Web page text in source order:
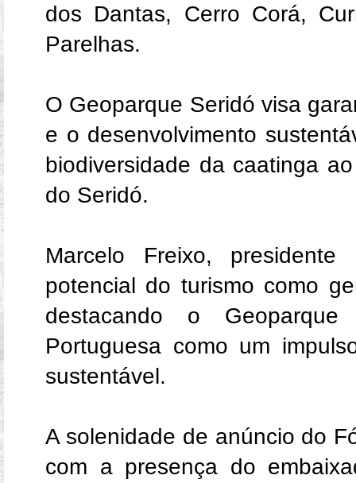
dos Dantas, Cerro Corá,
Parelhas.
O Geoparque Seridó visa
e o desenvolvimento
biodiversidade da caatinga
do Seridó.
Marcelo Freixo,
potencial do turismo como
destacando o
Portuguesa como um
sustentável.
A solenidade de anúncio do
com a presença do